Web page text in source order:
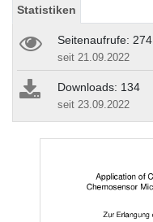
Statistiken
Seitenaufrufe: 274
seit 21.09.2022
Downloads: 134
seit 23.09.2022